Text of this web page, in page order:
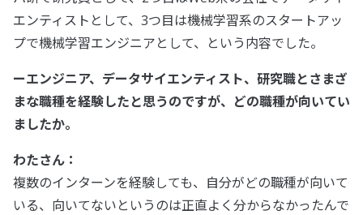
エンティストとして、3つ目は機械学習系のスタートアッ
プで機械学習エンジニアとして、という内容でした。
ーエンジニア、データサイエンティスト、研究職とさまざ
まな職種を経験したと思うのですが、どの職種が向いてい
ましたか。
わたさん：
複数のインターンを経験しても、自分がどの職種が向いて
いる、向いてないというのは正直よく分からなかったんで